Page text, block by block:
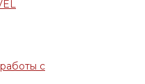
с